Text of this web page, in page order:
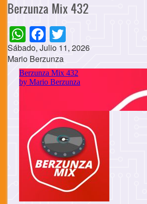
Berzunza Mix 432
WhatsApp
Facebook
Sábado, Julio 11, 2026
Mario Berzunza
Cuerpo